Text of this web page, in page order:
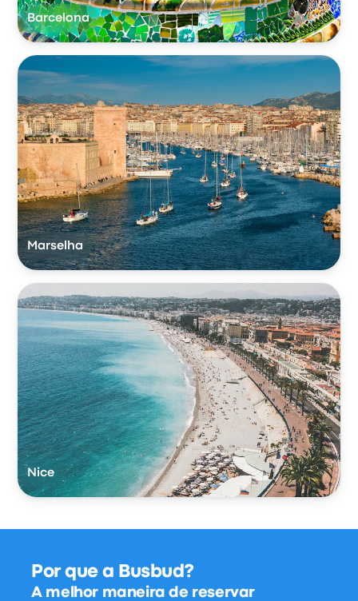
Barcelona
Marselha
Nice
Por que a Busbud?
A melhor maneira de reservar